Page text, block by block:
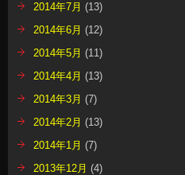
2014年7月 (13)
2014年6月 (12)
2014年5月 (11)
2014年4月 (13)
2014年3月 (7)
2014年2月 (13)
2014年1月 (7)
2013年12月 (4)